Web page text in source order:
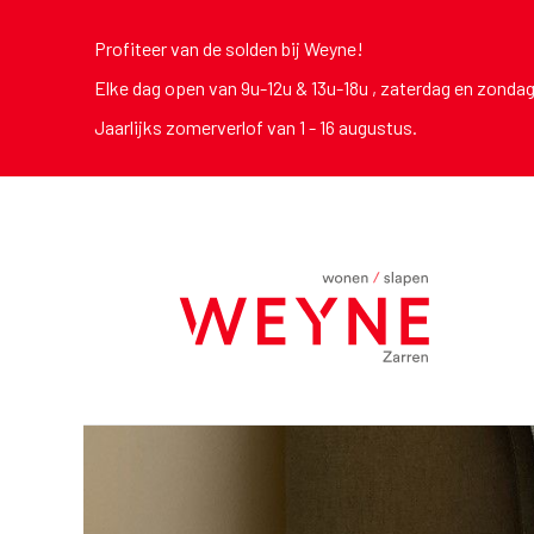
Profiteer van de solden bij Weyne!
Elke dag open van 9u-12u & 13u-18u , zaterdag en
Jaarlijks zomerverlof van 1 - 16 augustus.